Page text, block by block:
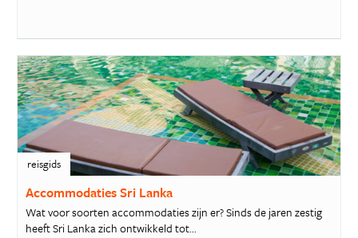
reisgids
Accommodaties Sri Lanka
Wat voor soorten accommodaties zijn er? Sinds de jaren zestig
heeft Sri Lanka zich ontwikkeld tot...